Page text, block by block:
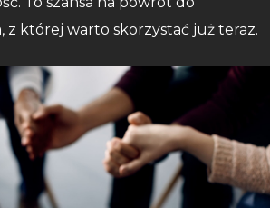
z której warto skorzystać już teraz.